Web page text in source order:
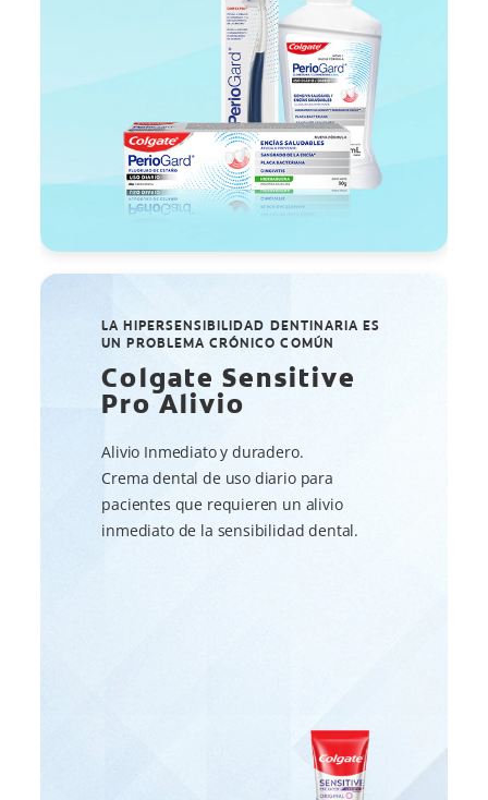
LA HIPERSENSIBILIDAD DENTINARIA ES
UN PROBLEMA CRÓNICO COMÚN
Colgate Sensitive
Pro Alivio
Alivio Inmediato y duradero.
Crema dental de uso diario para
pacientes que requieren un alivio
inmediato de la sensibilidad dental.